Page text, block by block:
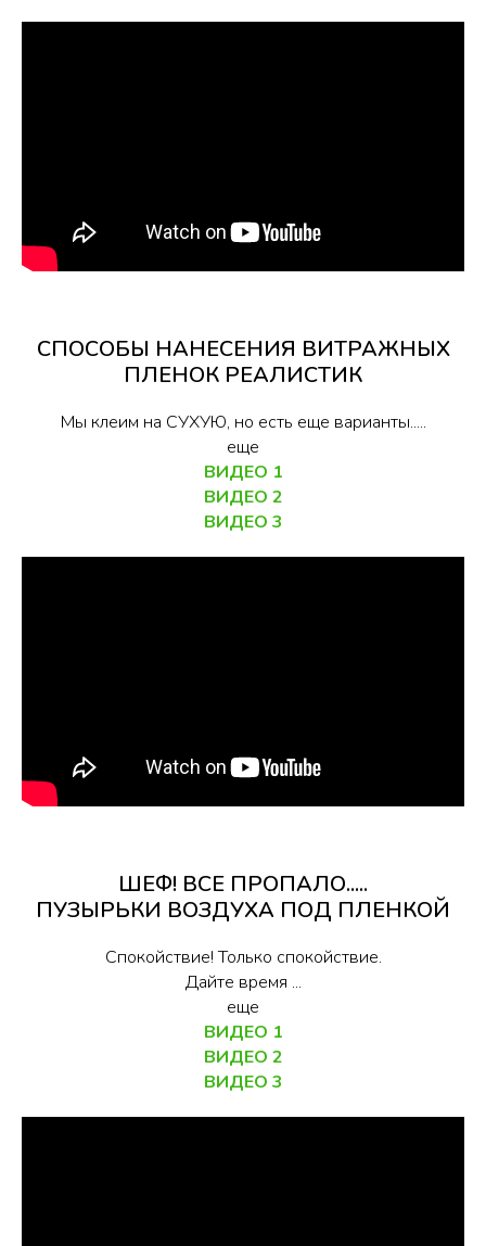
СПОСОБЫ НАНЕСЕНИЯ ВИТРАЖНЫХ
ПЛЕНОК РЕАЛИСТИК
Мы клеим на СУХУЮ, но есть еще варианты.....
еще
ВИДЕО 1
ВИДЕО 2
ВИДЕO 3
ШЕФ! ВСЕ ПРОПАЛО.....
ПУЗЫРЬКИ ВОЗДУХА ПОД ПЛЕНКОЙ
Спокойствие! Только спокойствие.
Дайте время ...
еще
ВИДЕО 1
ВИДЕО 2
ВИДЕО 3